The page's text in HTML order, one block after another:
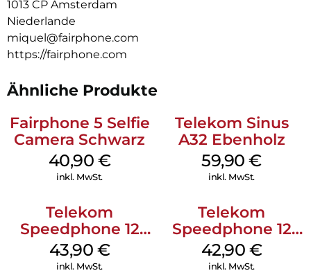
1013 CP Amsterdam
Niederlande
miquel@fairphone.com
https://fairphone.com
Ähnliche Produkte
Fairphone 5 Selfie
Camera Schwarz
40,90 €
inkl. MwSt.
Telekom Sinus
A32 Ebenholz
59,90€
inkl. MwSt.
Telekom
Speedphone 12
Weiß
43,90 €
inkl. MwSt.
Telekom
Speedphone 12
Schwarz
42,90 €
inkl. MwSt.